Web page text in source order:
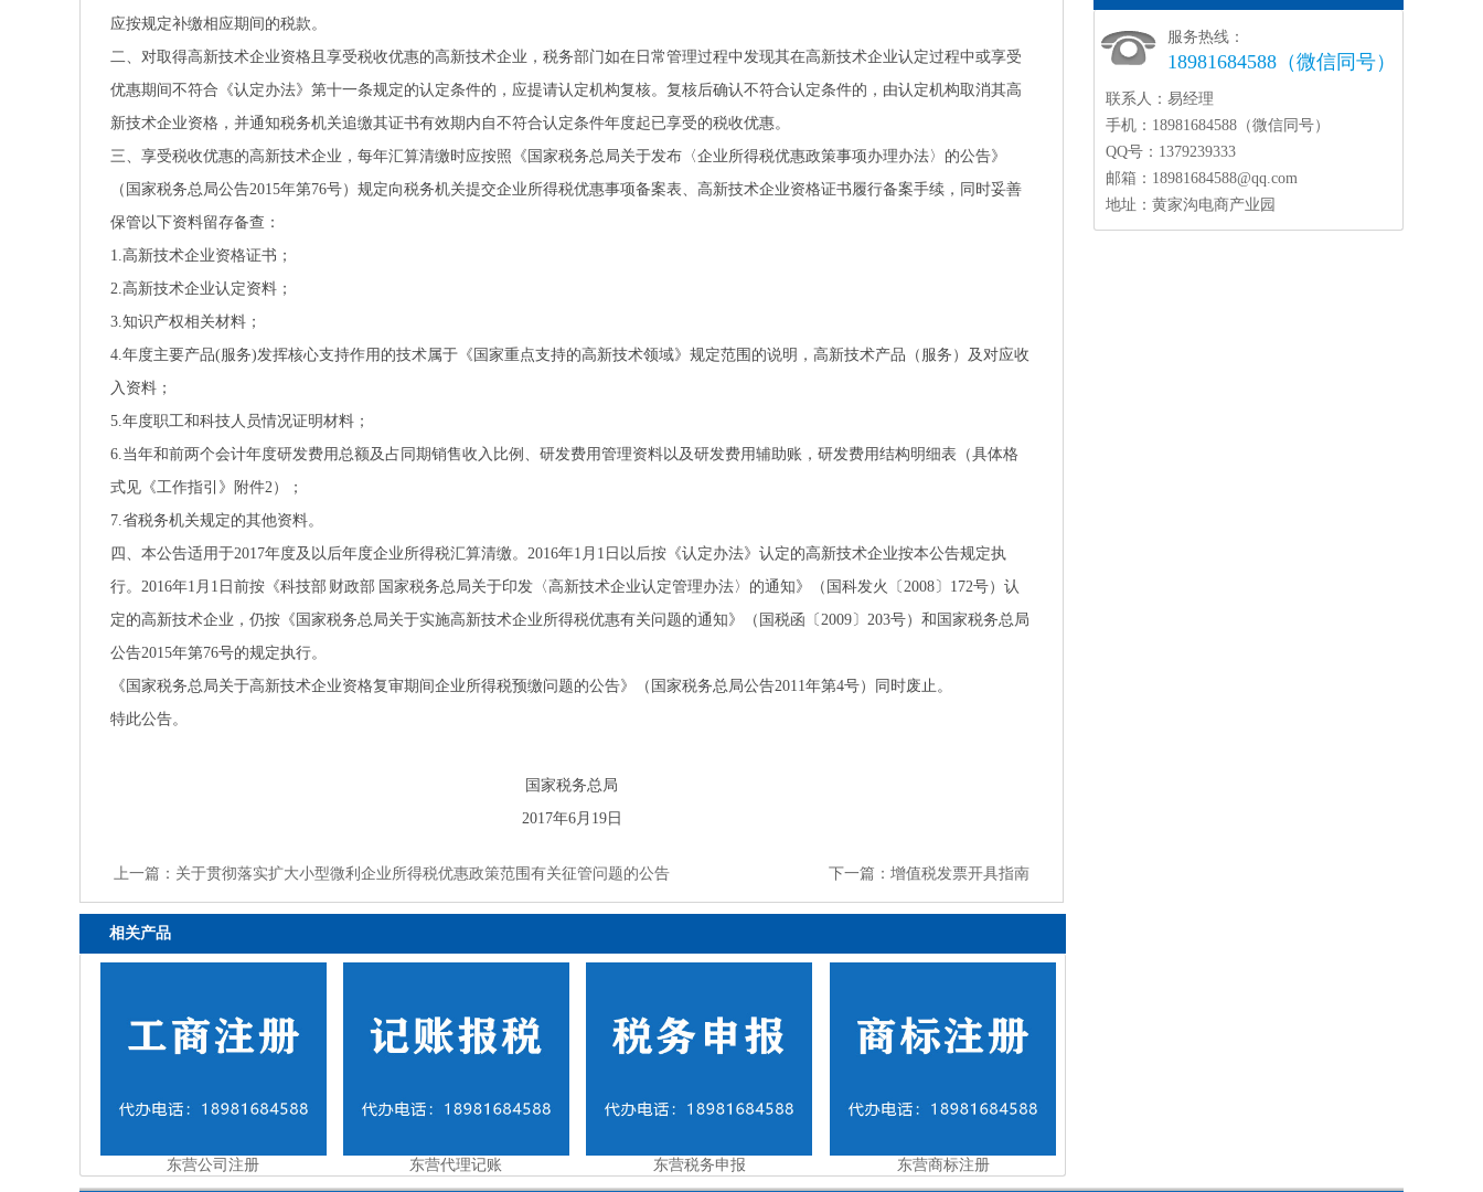
应按规定补缴相应期间的税款。
二、对取得高新技术企业资格且享受税收优惠的高新技术企业，税务部门如在日常管理过程中发现其在高新技术企业认定过程中或享受
优惠期间不符合《认定办法》第十一条规定的认定条件的，应提请认定机构复核。复核后确认不符合认定条件的，由认定机构取消其高
新技术企业资格，并通知税务机关追缴其证书有效期内自不符合认定条件年度起已享受的税收优惠。
三、享受税收优惠的高新技术企业，每年汇算清缴时应按照《国家税务总局关于发布〈企业所得税优惠政策事项办理办法〉的公告》
（国家税务总局公告2015年第76号）规定向税务机关提交企业所得税优惠事项备案表、高新技术企业资格证书履行备案手续，同时妥善
保管以下资料留存备查：
1.高新技术企业资格证书；
2.高新技术企业认定资料；
3.知识产权相关材料；
4.年度主要产品(服务)发挥核心支持作用的技术属于《国家重点支持的高新技术领域》规定范围的说明，高新技术产品（服务）及对应收
入资料；
5.年度职工和科技人员情况证明材料；
6.当年和前两个会计年度研发费用总额及占同期销售收入比例、研发费用管理资料以及研发费用辅助账，研发费用结构明细表（具体格
式见《工作指引》附件2）；
7.省税务机关规定的其他资料。
四、本公告适用于2017年度及以后年度企业所得税汇算清缴。2016年1月1日以后按《认定办法》认定的高新技术企业按本公告规定执
行。2016年1月1日前按《科技部 财政部 国家税务总局关于印发〈高新技术企业认定管理办法〉的通知》（国科发火〔2008〕172号）认
定的高新技术企业，仍按《国家税务总局关于实施高新技术企业所得税优惠有关问题的通知》（国税函〔2009〕203号）和国家税务总局
公告2015年第76号的规定执行。
《国家税务总局关于高新技术企业资格复审期间企业所得税预缴问题的公告》（国家税务总局公告2011年第4号）同时废止。
特此公告。
国家税务总局
2017年6月19日
上一篇： 关于贯彻落实扩大小型微利企业所得税优惠政策范围有关征管问题的公告 下一篇： 增值税发票开具指南
相关产品
东营公司注册 东营代理记账 东营税务申报 东营商标注册
服务热线：
18981684588（微信同号）
联系人： 易经理
手机： 18981684588（微信同号）
QQ号： 1379239333
邮箱： 18981684588@qq.com
地址： 黄家沟电商产业园